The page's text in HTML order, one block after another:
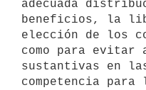
adecuada
beneficios, la
elección de los
como para evitar
sustantivas en
competencia